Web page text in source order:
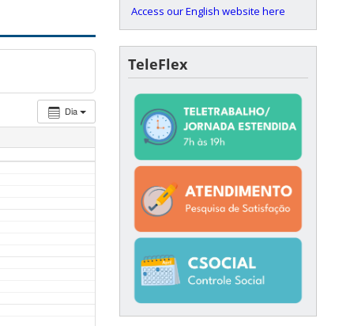
Dia
Access our English website here
TeleFlex